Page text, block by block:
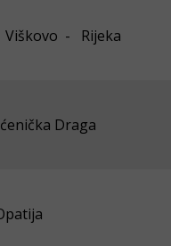
Viškovo - Rijeka
Draga